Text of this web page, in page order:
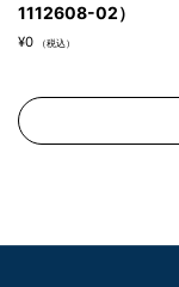
1112608-02）
¥0 （税込）